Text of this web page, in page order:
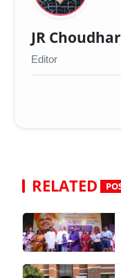
JR
Editor
RELATED